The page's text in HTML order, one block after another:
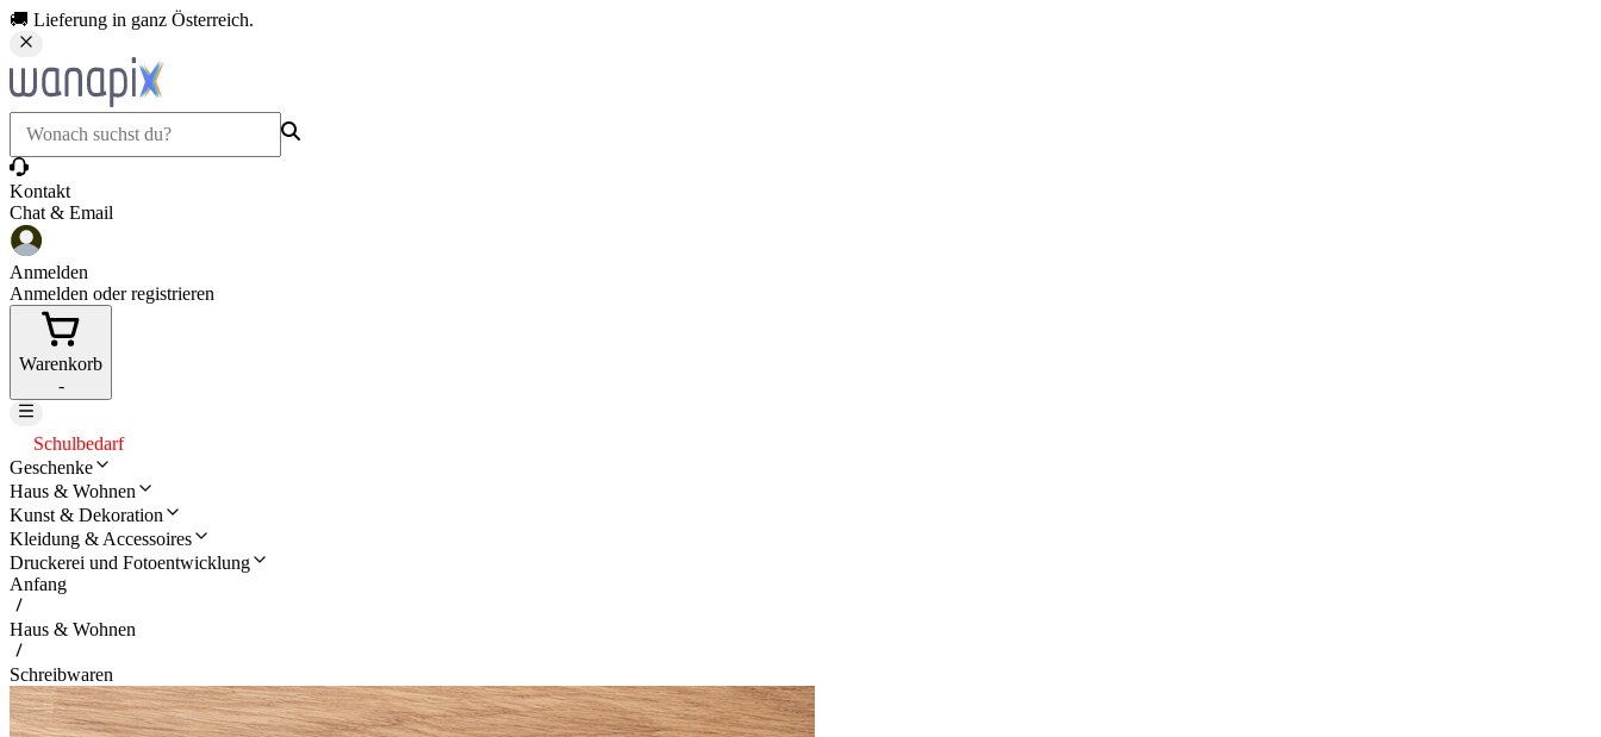
🚚 Lieferung in ganz Österreich.
Kontakt
Chat & Email
Anmelden
Anmelden oder registrieren
Warenkorb
-
Schulbedarf
Geschenke
Haus & Wohnen
Kunst & Dekoration
Kleidung & Accessoires
Druckerei und Fotoentwicklung
Anfang
Haus & Wohnen
Schreibwaren